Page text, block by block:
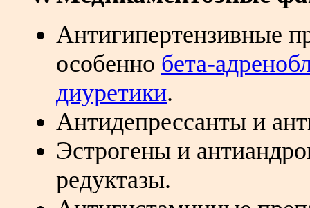
Антигипертензивные
особенно бета-
диуретики.
Антидепрессанты и
Эстрогены и
редуктазы.